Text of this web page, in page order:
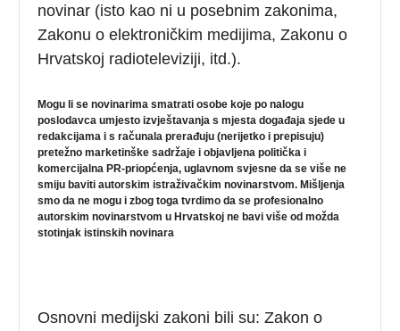
novinar (isto kao ni u posebnim zakonima,
Zakonu o elektroničkim medijima, Zakonu o
Hrvatskoj radioteleviziji, itd.).
Mogu li se novinarima smatrati osobe koje po nalogu
poslodavca umjesto izvještavanja s mjesta događaja sjede u
redakcijama i s računala prerađuju (nerijetko i prepisuju)
pretežno marketinške sadržaje i objavljena politička i
komercijalna PR-priopćenja, uglavnom svjesne da se više ne
smiju baviti autorskim istraživačkim novinarstvom. Mišljenja
smo da ne mogu i zbog toga tvrdimo da se profesionalno
autorskim novinarstvom u Hrvatskoj ne bavi više od možda
stotinjak istinskih novinara
Osnovni medijski zakoni bili su: Zakon o